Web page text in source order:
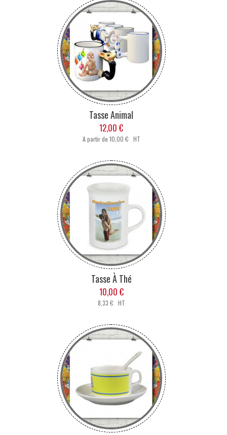
Tasse Animal
12,00 €
A partir de 10,00 € HT
Tasse À Thé
10,00 €
8,33 € HT